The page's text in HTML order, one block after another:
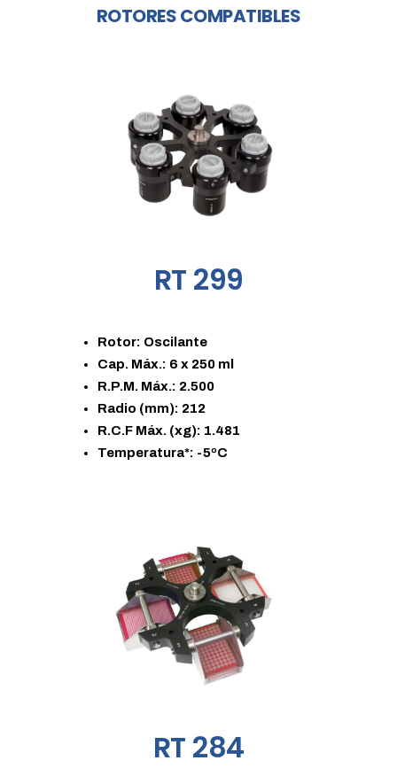
ROTORES COMPATIBLES
RT 299
Rotor: Oscilante
Cap. Máx.: 6 x 250 ml
R.P.M. Máx.: 2.500
Radio (mm): 212
R.C.F Máx. (xg): 1.481
Temperatura*: -5ºC
RT 284